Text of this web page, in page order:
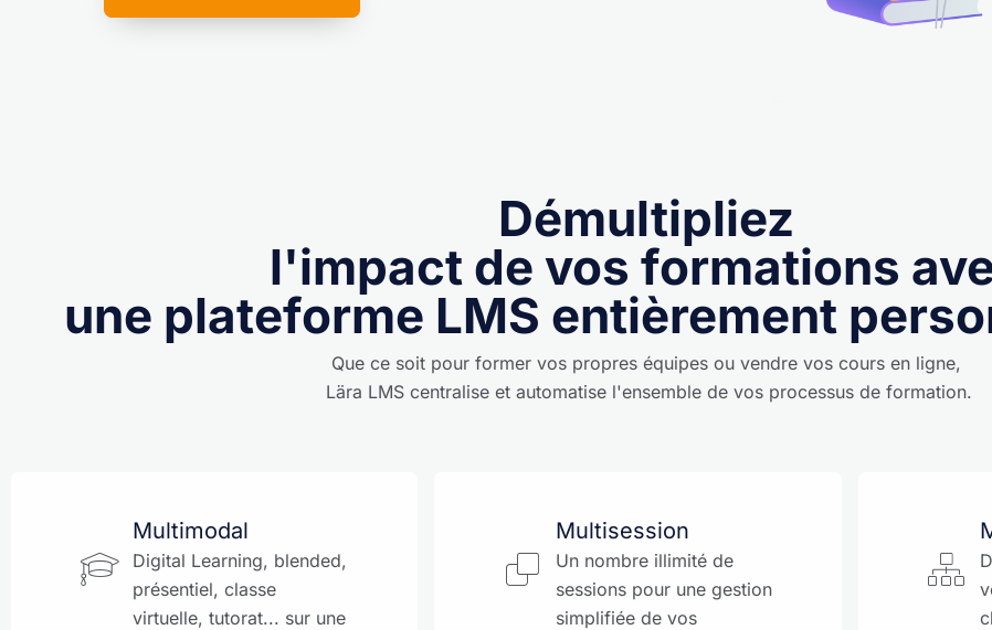
Démultipliez
l'impact de vos formations
une plateforme LMS entièrement
Que ce soit pour former vos propres équipes ou vendre vos cours en ligne,
Lära LMS centralise et automatise l'ensemble de vos processus de formation.
Multimodal
Digital Learning, blended,
présentiel, classe
virtuelle, tutorat... sur une
Multisession
Un nombre illimité de
sessions pour une gestion
simplifiée de vos